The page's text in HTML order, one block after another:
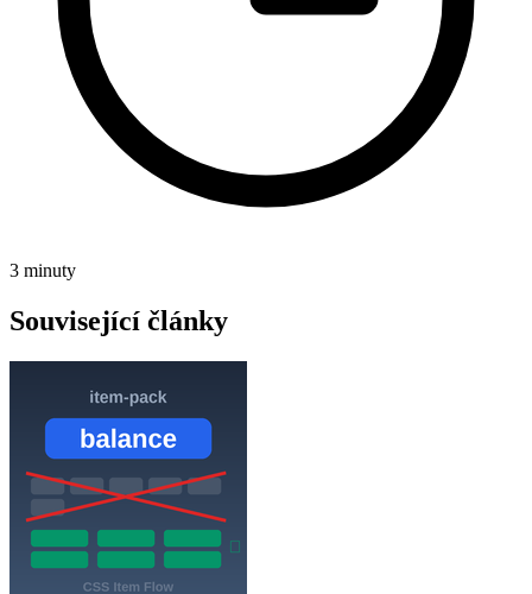
3 minuty
Související články